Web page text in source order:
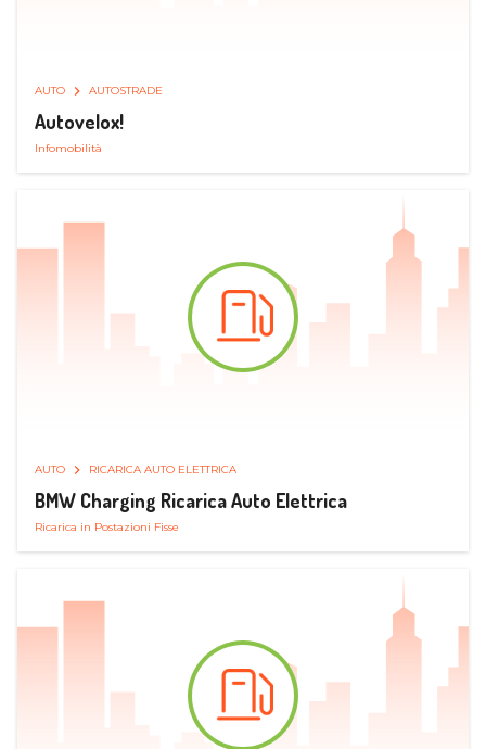
AUTO AUTOSTRADE
Autovelox!
Infomobilità
AUTO RICARICA AUTO ELETTRICA
BMW Charging Ricarica Auto Elettrica
Ricarica in Postazioni Fisse